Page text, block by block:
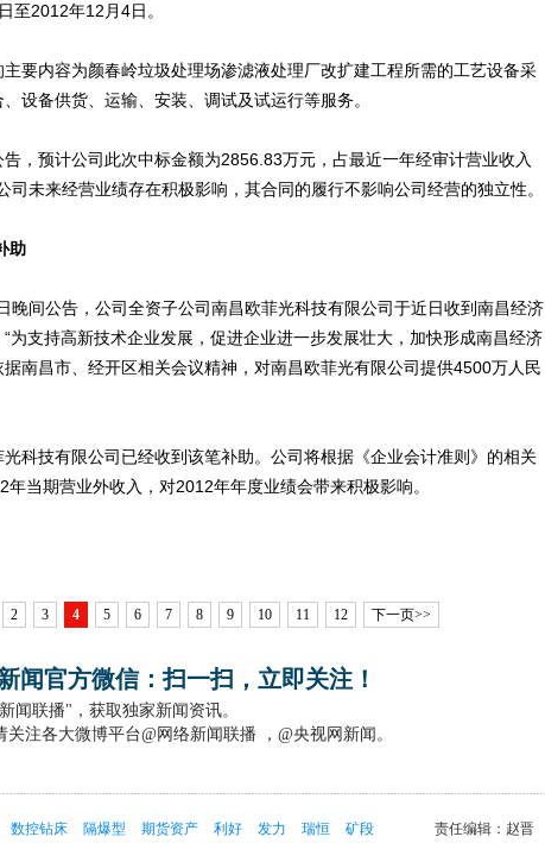
至2012年12月4日。
内容为颜春岭垃圾处理场渗滤液处理厂改扩建工程所需的工艺设备采
设备供货、运输、安装、调试及试运行等服务。
预计公司此次中标金额为2856.83万元，占最近一年经审计营业收入
司未来经营业绩存在积极影响，其合同的履行不影响公司经营的独立性。
助
间公告，公司全资子公司南昌欧菲光科技有限公司于近日收到南昌经济
为支持高新技术企业发展，促进企业进一步发展壮大，加快形成南昌经济
南昌市、经开区相关会议精神，对南昌欧菲光有限公司提供4500万人民
技有限公司已经收到该笔补助。公司将根据《企业会计准则》的相关
当期营业外收入，对2012年年度业绩会带来积极影响。
2 3 4 5 6 7 8 9 10 11 12 下一页>>
闻官方微信：扫一扫，立即关注！
闻联播"，获取独家新闻资讯。
关注各大微博平台@网络新闻联播 ，@央视网新闻。
责任编辑：赵晋
数控钻床 隔爆型 期货资产 利好 发力 瑞恒 矿段